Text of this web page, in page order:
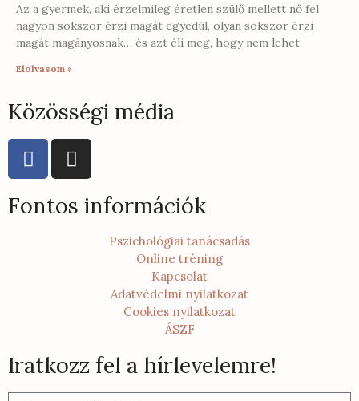
Az a gyermek, aki érzelmileg éretlen szülő mellett nő fel
nagyon sokszor érzi magát egyedül, olyan sokszor érzi
magát magányosnak… és azt éli meg, hogy nem lehet
Elolvasom »
Közösségi média
Fontos információk
Pszichológiai tanácsadás
Online tréning
Kapcsolat
Adatvédelmi nyilatkozat
Cookies nyilatkozat
ÁSZF
Iratkozz fel a hírlevelemre!